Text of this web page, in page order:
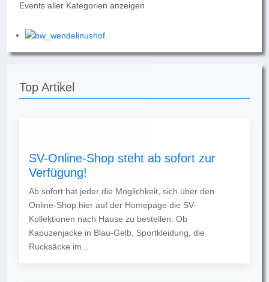
Events aller Kategorien anzeigen
Top Artikel
SV-Online-Shop steht ab sofort zur
Verfügung!
Ab sofort hat jeder die Möglichkeit, sich über den
Online-Shop hier auf der Homepage die SV-
Kollektionen nach Hause zu bestellen. Ob
Kapuzenjacke in Blau-Gelb, Sportkleidung, die
Rucksäcke im...